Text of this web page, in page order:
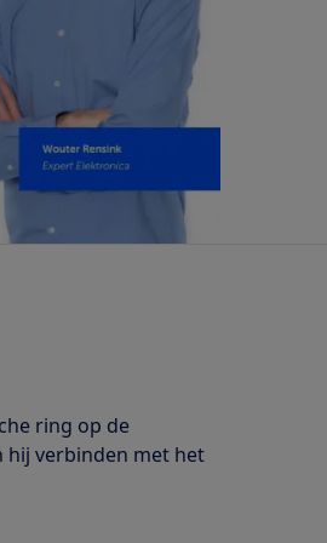
ring op de
hij verbinden met het